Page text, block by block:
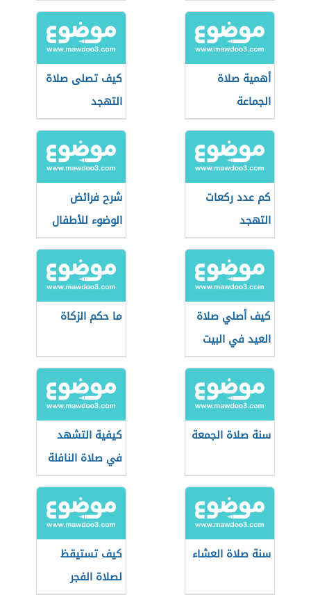
أهمية صلاة
الجماعة
كيف تصلى صلاة
التهجد
كم عدد ركعات
التهجد
شرح فرائض
الوضوء للأطفال
كيف أصلي صلاة
العيد في البيت
ما حكم الزكاة
سنة صلاة الجمعة
كيفية التشهد
في صلاة النافلة
سنة صلاة العشاء
كيف تستيقظ
لصلاة الفجر